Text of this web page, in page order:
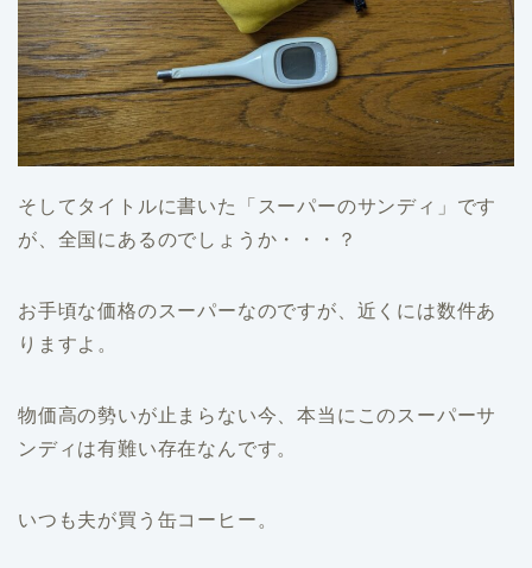
そしてタイトルに書いた「スーパーのサンディ」です
が、全国にあるのでしょうか・・・？
お手頃な価格のスーパーなのですが、近くには数件あ
りますよ。
物価高の勢いが止まらない今、本当にこのスーパーサ
ンディは有難い存在なんです。
いつも夫が買う缶コーヒー。